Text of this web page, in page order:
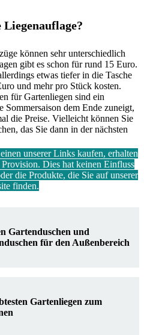
können sehr unterschiedlich
gibt es schon für rund 15 Euro.
etwas tiefer in die Tasche
und mehr pro Stück kosten.
für Gartenliegen sind ein
dem Ende zuneigt,
die Preise. Vielleicht können Sie
das Sie dann in der nächsten
unserer Links kaufen, erhalten
Dies hat keinen Einfluss
die Produkte, die Sie auf unserer
finden.
Gartenduschen und
für den Außenbereich
Gartenliegen zum